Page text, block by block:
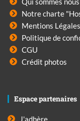
Notre charte
Mentions Légales
Politique de
CGU
Crédit photos
Espace partenaires
J'adhère